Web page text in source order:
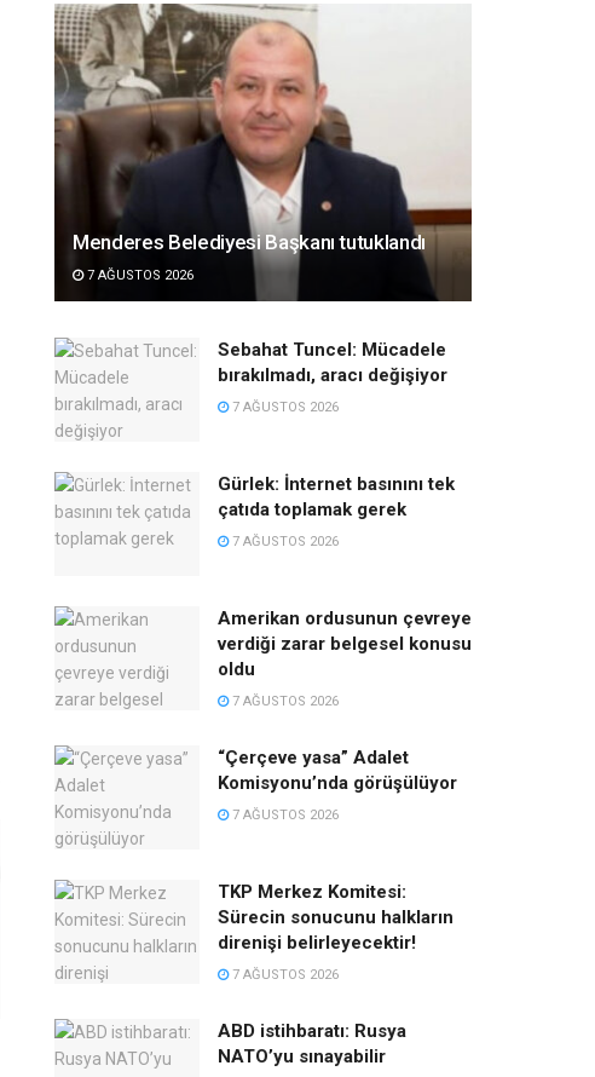
Menderes Belediyesi Başkanı tutuklandı
7 AĞUSTOS 2026
Sebahat Tuncel: Mücadele
bırakılmadı, aracı değişiyor
7 AĞUSTOS 2026
Gürlek: İnternet basınını tek
çatıda toplamak gerek
7 AĞUSTOS 2026
Amerikan ordusunun çevreye
verdiği zarar belgesel konusu
oldu
7 AĞUSTOS 2026
“Çerçeve yasa” Adalet
Komisyonu’nda görüşülüyor
7 AĞUSTOS 2026
TKP Merkez Komitesi:
Sürecin sonucunu halkların
direnişi belirleyecektir!
7 AĞUSTOS 2026
ABD istihbaratı: Rusya
NATO’yu sınayabilir